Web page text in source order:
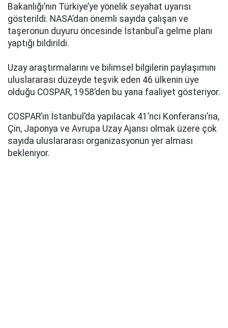
Bakanlığı’nın Türkiye’ye yönelik seyahat uyarısı
gösterildi. NASA’dan önemli sayıda çalışan ve
taşeronun duyuru öncesinde İstanbul’a gelme planı
yaptığı bildirildi.
Uzay araştırmalarını ve bilimsel bilgilerin paylaşımını
uluslararası düzeyde teşvik eden 46 ülkenin üye
olduğu COSPAR, 1958’den bu yana faaliyet gösteriyor.
COSPAR’ın İstanbul’da yapılacak 41’nci Konferansı’na,
Çin, Japonya ve Avrupa Uzay Ajansı olmak üzere çok
sayıda uluslararası organizasyonun yer alması
bekleniyor.